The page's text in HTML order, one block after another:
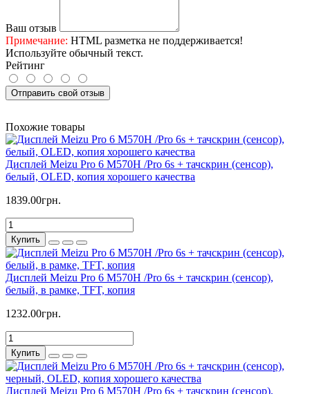
Ваш отзыв
Примечание: HTML разметка не поддерживается!
Используйте обычный текст.
Рейтинг
Отправить свой отзыв
Похожие товары
Дисплей Meizu Pro 6 M570H /Pro 6s + тачскрин (сенсор),
белый, OLED, копия хорошего качества
1839.00грн.
Купить
Дисплей Meizu Pro 6 M570H /Pro 6s + тачскрин (сенсор),
белый, в рамке, TFT, копия
1232.00грн.
Купить
Дисплей Meizu Pro 6 M570H /Pro 6s + тачскрин (сенсор),